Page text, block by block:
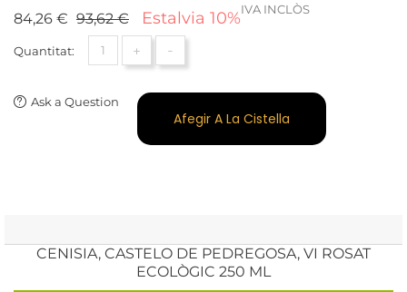
84,26 € 93,62 € Estalvia 10%IVA INCLÒS
Quantitat: + -
Ask a Question
Afegir A La Cistella
CENISIA, CASTELO DE PEDREGOSA, VI ROSAT
ECOLÒGIC 250 ML